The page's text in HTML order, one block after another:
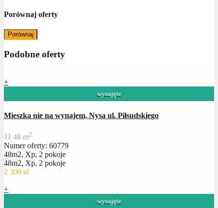
Porównaj oferty
Porównaj
Podobne oferty
+
wynajęte
Mieszka nie na wynajem, Nysa ul. Piłsudskiego
11 48 m2
Numer oferty: 60779
48m2, Xp, 2 pokoje
48m2, Xp, 2 pokoje
2 300 zł
+
wynajęte